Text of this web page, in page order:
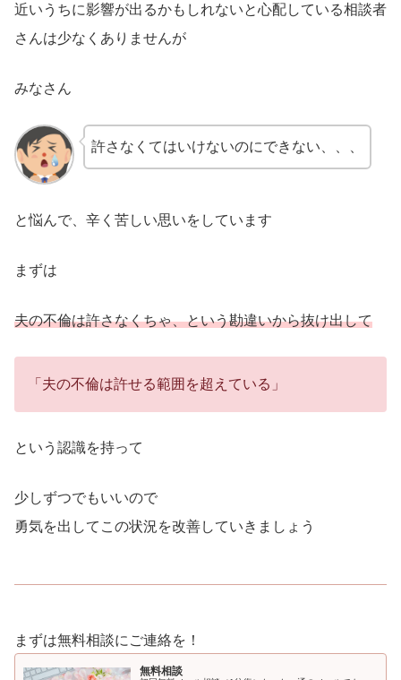
近いうちに影響が出るかもしれないと心配している相談者
さんは少なくありませんが
みなさん
許さなくてはいけないのにできない、、、
と悩んで、辛く苦しい思いをしています
まずは
夫の不倫は許さなくちゃ、という勘違いから抜け出して
「夫の不倫は許せる範囲を超えている」
という認識を持って
少しずつでもいいので
勇気を出してこの状況を改善していきましょう
まずは無料相談にご連絡を！
無料相談